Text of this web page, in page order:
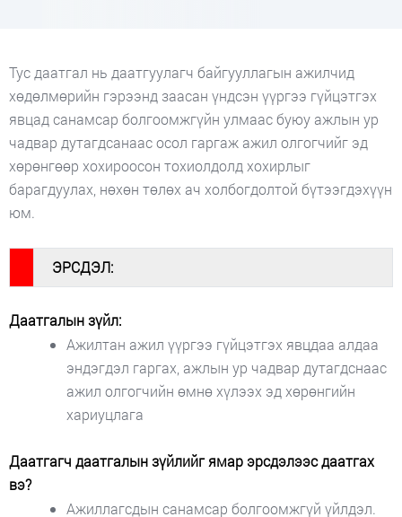
Тус даатгал нь даатгуулагч байгууллагын ажилчид
хөдөлмөрийн гэрээнд заасан үндсэн үүргээ гүйцэтгэх
явцад санамсар болгоомжгүйн улмаас буюу ажлын ур
чадвар дутагдсанаас осол гаргаж ажил олгогчийг эд
хөрөнгөөр хохироосон тохиолдолд хохирлыг
барагдуулах, нөхөн төлөх ач холбогдолтой бүтээгдэхүүн
юм.
ЭРСДЭЛ:
Даатгалын зүйл:
Ажилтан ажил үүргээ гүйцэтгэх явцдаа алдаа
эндэгдэл гаргах, ажлын ур чадвар дутагдснаас
ажил олгогчийн өмнө хүлээх эд хөрөнгийн
хариуцлага
Даатгагч даатгалын зүйлийг ямар эрсдэлээс даатгах
вэ?
Ажиллагсдын санамсар болгоомжгүй үйлдэл.